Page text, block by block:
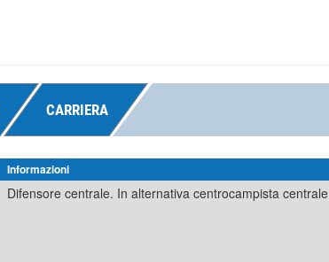
CARRIERA
Informazioni
Difensore centrale. In alternativa centrocampista centrale